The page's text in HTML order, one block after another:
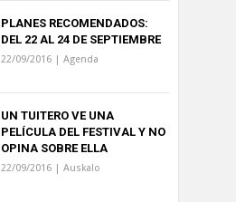
PLANES RECOMENDADOS:
DEL 22 AL 24 DE SEPTIEMBRE
22/09/2016 | Agenda
UN TUITERO VE UNA
PELÍCULA DEL FESTIVAL Y NO
OPINA SOBRE ELLA
22/09/2016 | Auskalo